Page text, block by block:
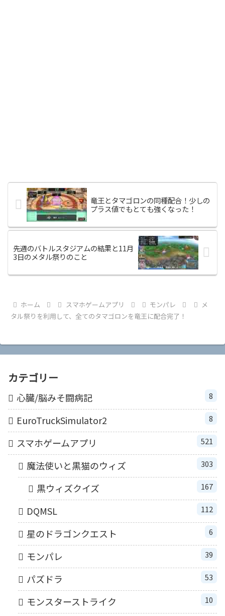
竜王とタマゴロンの同種配合！少しの
プラス値でもとても強くなった！
先週のバトルスタジアムの結果と11月
3日のメタル祭りのこと
ホーム スマホゲームアプリ モンパレ
メ
タル祭りを利用して、全てのタマゴロンを竜王に配合完了！
カテゴリー
心臓/脳みそ闘病記 8
EuroTruckSimulator2 8
スマホゲームアプリ 521
魔法使いと黒猫のウィズ 303
黒ウィズクイズ 167
DQMSL 112
星のドラゴンクエスト 6
モンパレ 39
パズドラ 53
モンスターストライク 10